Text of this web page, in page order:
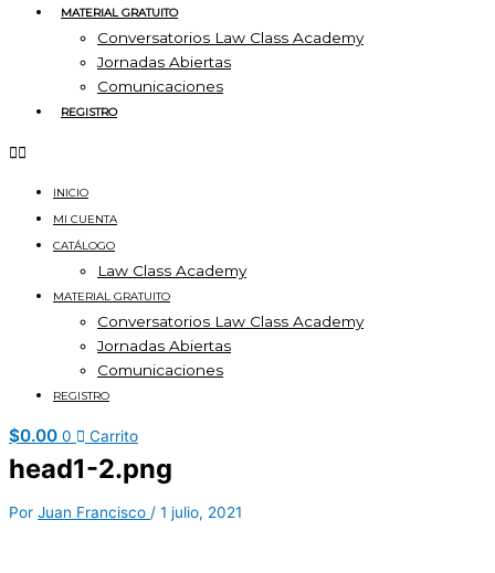
MATERIAL GRATUITO
Conversatorios Law Class Academy
Jornadas Abiertas
Comunicaciones
REGISTRO
INICIO
MI CUENTA
CATÁLOGO
Law Class Academy
MATERIAL GRATUITO
Conversatorios Law Class Academy
Jornadas Abiertas
Comunicaciones
REGISTRO
$0.00 0 Carrito
head1-2.png
Por Juan Francisco / 1 julio, 2021